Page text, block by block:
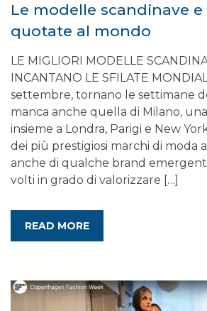
Le modelle scandinave
quotate al mondo
LE MIGLIORI MODELLE
INCANTANO LE SFILATE
settembre, tornano le settimane
manca anche quella di Milano,
insieme a Londra, Parigi e New
dei più prestigiosi marchi di moda
anche di qualche brand
volti in grado di valorizzare […]
READ MORE